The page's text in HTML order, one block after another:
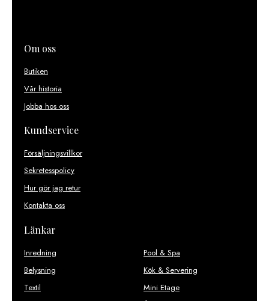
Om oss
Butiken
Vår historia
Jobba hos oss
Kundservice
Försäljningsvillkor
Sekretesspolicy
Hur gör jag retur
Kontakta oss
Länkar
Inredning
Belysning
Textil
Pool & Spa
Kök & Servering
Mini Etage